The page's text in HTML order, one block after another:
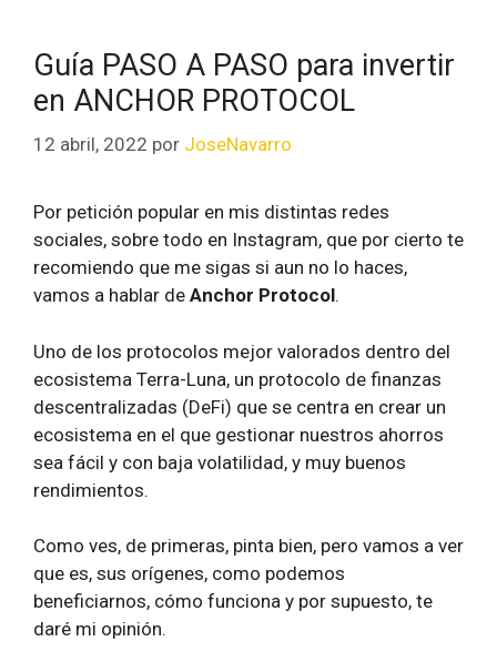
Guía PASO A PASO para invertir
en ANCHOR PROTOCOL
12 abril, 2022 por JoseNavarro
Por petición popular en mis distintas redes
sociales, sobre todo en Instagram, que por cierto te
recomiendo que me sigas si aun no lo haces,
vamos a hablar de Anchor Protocol.
Uno de los protocolos mejor valorados dentro del
ecosistema Terra-Luna, un protocolo de finanzas
descentralizadas (DeFi) que se centra en crear un
ecosistema en el que gestionar nuestros ahorros
sea fácil y con baja volatilidad, y muy buenos
rendimientos.
Como ves, de primeras, pinta bien, pero vamos a ver
que es, sus orígenes, como podemos
beneficiarnos, cómo funciona y por supuesto, te
daré mi opinión.